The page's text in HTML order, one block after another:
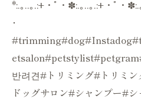
*:.｡..｡.:+・ﾟ・✽:.｡..｡.:+・ﾟ・✽:.
･
반려견#トリミング#トリミ
ドッグサロン#シャンプー#